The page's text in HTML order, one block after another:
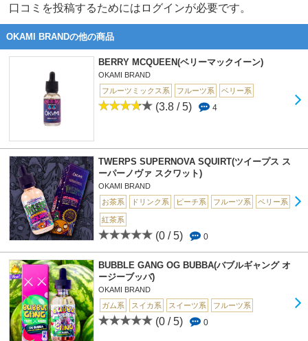
口コミを投稿するためにはログインが必要です。
OKAMI BRANDの他の商品
BERRY MCQUEEN(ベリーマックイーン)
OKAMI BRAND
フルーツミックス系
フルーツ系 ベリー系
(3.8 / 5) 4
TWERPS SUPERNOVA SQUIRT(ツイープス ス
ーパーノヴァ スクワット)
OKAMI BRAND
お茶系
ドリンク系 ピーチ系 フルーツ系 ベリー系
紅茶系
(0 / 5) 0
BUBBLE GANG OG BUBBA(バブルギャング オ
ージーブッバ)
OKAMI BRAND
ガム系
スイカ系 スイーツ系 フルーツ系
(0 / 5) 0